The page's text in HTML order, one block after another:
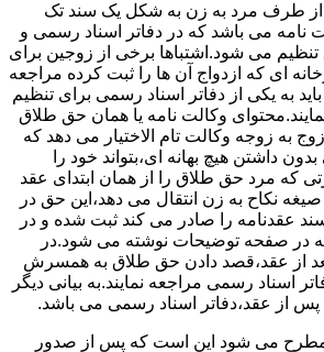
از طرف مرد به زن به شکل یک سند تک
نامه می باشد که در دفاتر اسناد رسمی و
تنظیم می شود.اشتباها برخی از زوجین برای
ای که ازدواج آن ها را ثبت کرده مراجعه
به یکی از دفاتر اسناد رسمی برای تنظیم
وکالت نامه یا همان حق طلاق
به زوجه وکالت تام الاختیار می دهد که
داشتن هیچ بهانه ای،بتواند خود را
که مرد حق طلاق را از همان ابتدای عقد
نکاح به زن انتقال می دهد،این حق در
عقدنامه را صادر می کند ثبت شده و در
در صفحه توضیحات نوشته می شود.در
از عقد،قصد دادن حق طلاق به همسرش
اسناد رسمی مراجعه نمایند.به بیانی دیگر
از عقد،دفاتر اسناد رسمی می باشد.
می شود این است که پس از صدور